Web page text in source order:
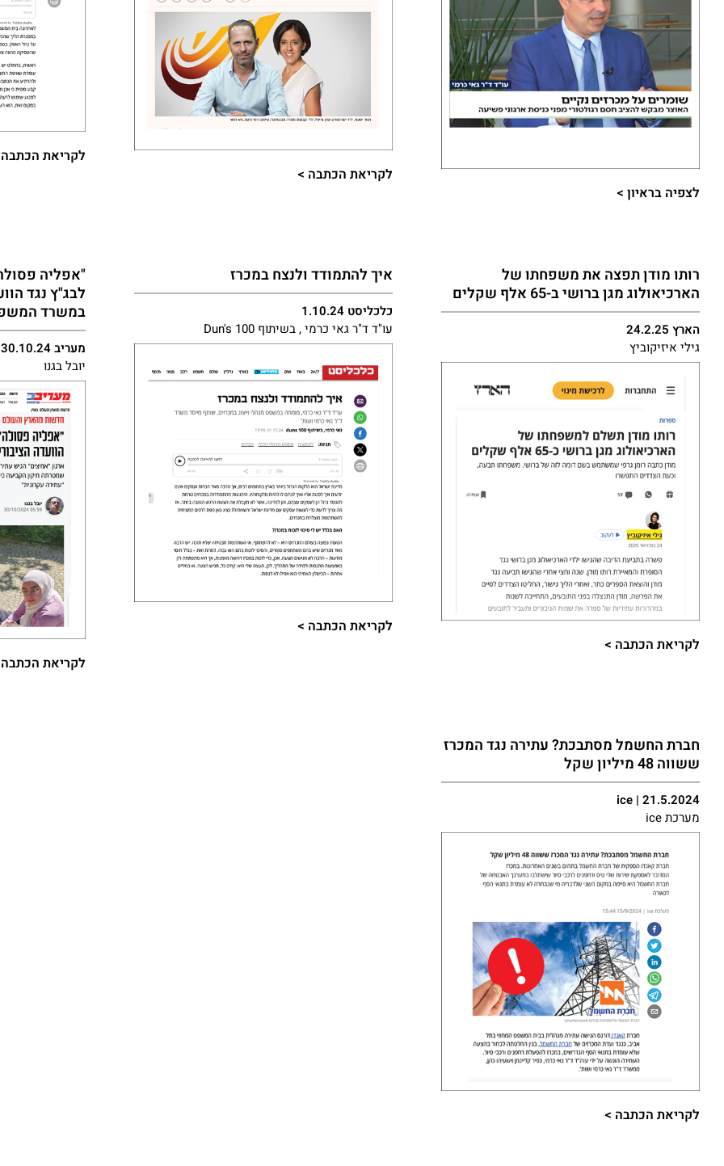
לצפיה בראיון >​
לקריאת הכתבה >​
לקריאת
רותו מודן תפצה את משפחתו של
הארכיאולוג מגן ברושי ב-65 אלף שקלים
הארץ 24.2.25
גילי איזיקוביץ
לקריאת הכתבה >​
איך להתמודד ולנצח במכרז
כלכליסט 1.10.24
עו"ד ד"ר גאי כרמי , בשיתוף Dun's 100
לקריאת הכתבה >​
"אפליה
לבג"ץ נגד
במשרד
מעריב 30.10.24
יובל בגנו
לקריאת
חברת החשמל מסתבכת? עתירה נגד המכרז
ששווה 48 מיליון שקל
ice | 21.5.2024
מערכת ice
לקריאת הכתבה >​